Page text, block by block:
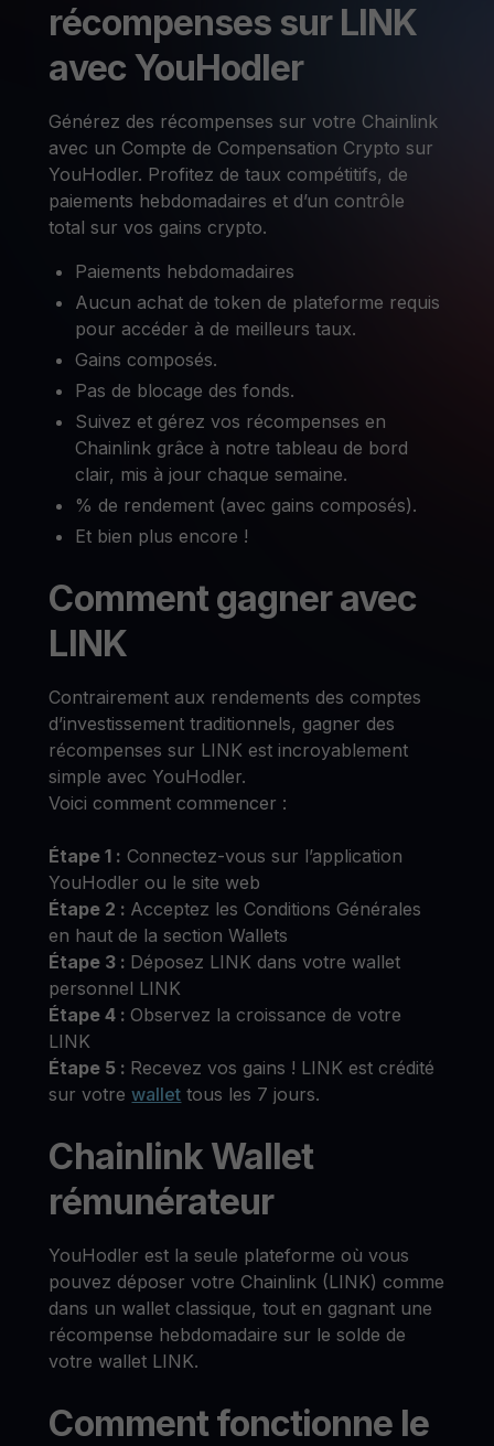
récompenses sur LINK
avec YouHodler
Générez des récompenses sur votre Chainlink
avec un Compte de Compensation Crypto sur
YouHodler. Profitez de taux compétitifs, de
paiements hebdomadaires et d’un contrôle
total sur vos gains crypto.
Paiements hebdomadaires
Aucun achat de token de plateforme requis
pour accéder à de meilleurs taux.
Gains composés.
Pas de blocage des fonds.
Suivez et gérez vos récompenses en
Chainlink grâce à notre tableau de bord
clair, mis à jour chaque semaine.
% de rendement (avec gains composés).
Et bien plus encore !
Comment gagner avec
LINK
Contrairement aux rendements des comptes
d’investissement traditionnels, gagner des
récompenses sur LINK est incroyablement
simple avec YouHodler.
Voici comment commencer :
Étape 1 : Connectez-vous sur l’application
YouHodler ou le site web
Étape 2 : Acceptez les Conditions Générales
en haut de la section Wallets
Étape 3 : Déposez LINK dans votre wallet
personnel LINK
Étape 4 :Observez la croissance de votre
LINK
Étape 5 : Recevez vos gains ! LINK est crédité
sur votrewallet tous les 7 jours.
Chainlink Wallet
rémunérateur
YouHodler est la seule plateforme où vous
pouvez déposer votre Chainlink (LINK) comme
dans un wallet classique, tout en gagnant une
récompense hebdomadaire sur le solde de
votre wallet LINK.
Comment fonctionne le